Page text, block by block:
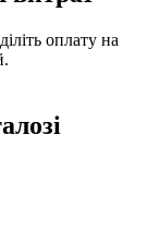
оплату на